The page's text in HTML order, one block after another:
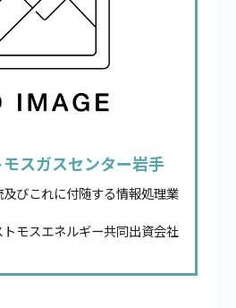
スガスセンター岩手
びこれに付随する情報処理業
モスエネルギー共同出資会社